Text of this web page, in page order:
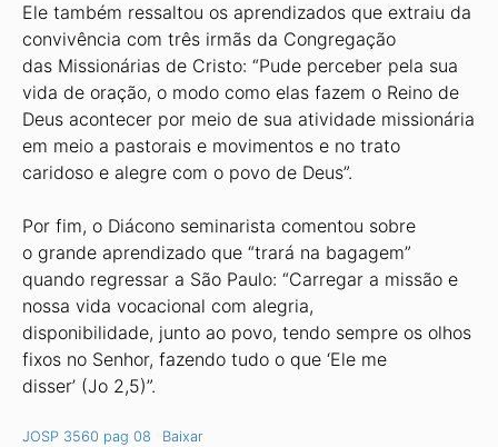
Ele também ressaltou os aprendizados que extraiu da
convivência com três irmãs da Congregação
das Missionárias de Cristo: “Pude perceber pela sua
vida de oração, o modo como elas fazem o Reino de
Deus acontecer por meio de sua atividade missionária
em meio a pastorais e movimentos e no trato
caridoso e alegre com o povo de Deus”.
Por fim, o Diácono seminarista comentou sobre
o grande aprendizado que “trará na bagagem”
quando regressar a São Paulo: “Carregar a missão e
nossa vida vocacional com alegria,
disponibilidade, junto ao povo, tendo sempre os olhos
fixos no Senhor, fazendo tudo o que ‘Ele me
disser’ (Jo 2,5)”.
JOSP 3560 pag 08 Baixar